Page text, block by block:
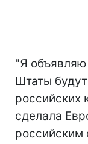
"Я
Штаты
российских
сделала